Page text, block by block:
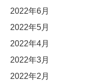
2022年6月
2022年5月
2022年4月
2022年3月
2022年2月